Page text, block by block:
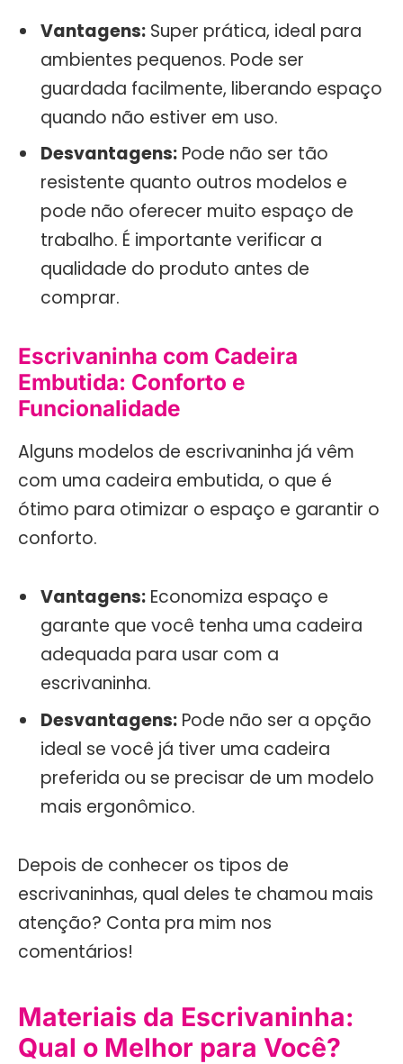
Vantagens: Super prática, ideal para
ambientes pequenos. Pode ser
guardada facilmente, liberando espaço
quando não estiver em uso.
Desvantagens: Pode não ser tão
resistente quanto outros modelos e
pode não oferecer muito espaço de
trabalho. É importante verificar a
qualidade do produto antes de
comprar.
Escrivaninha com Cadeira
Embutida: Conforto e
Funcionalidade
Alguns modelos de escrivaninha já vêm
com uma cadeira embutida, o que é
ótimo para otimizar o espaço e garantir o
conforto.
Vantagens: Economiza espaço e
garante que você tenha uma cadeira
adequada para usar com a
escrivaninha.
Desvantagens: Pode não ser a opção
ideal se você já tiver uma cadeira
preferida ou se precisar de um modelo
mais ergonômico.
Depois de conhecer os tipos de
escrivaninhas, qual deles te chamou mais
atenção? Conta pra mim nos
comentários!
Materiais da Escrivaninha:
Qual o Melhor para Você?